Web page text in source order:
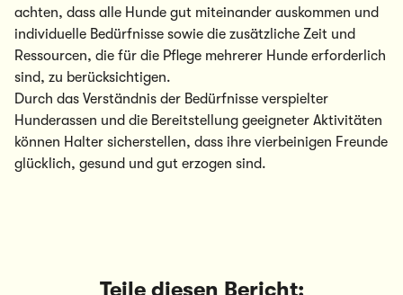
achten, dass alle Hunde gut miteinander auskommen und
individuelle Bedürfnisse sowie die zusätzliche Zeit und
Ressourcen, die für die Pflege mehrerer Hunde erforderlich
sind, zu berücksichtigen.
Durch das Verständnis der Bedürfnisse verspielter
Hunderassen und die Bereitstellung geeigneter Aktivitäten
können Halter sicherstellen, dass ihre vierbeinigen Freunde
glücklich, gesund und gut erzogen sind.
Teile diesen Bericht: